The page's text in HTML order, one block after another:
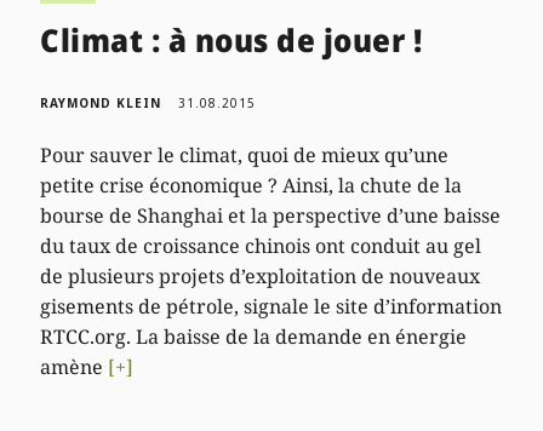
Climat : à nous de jouer !
RAYMOND KLEIN 31.08.2015
Pour sauver le climat, quoi de mieux qu’une
petite crise économique ? Ainsi, la chute de la
bourse de Shanghai et la perspective d’une baisse
du taux de croissance chinois ont conduit au gel
de plusieurs projets d’exploitation de nouveaux
gisements de pétrole, signale le site d’information
RTCC.org. La baisse de la demande en énergie
amène [+]